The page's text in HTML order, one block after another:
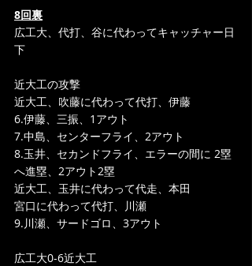
8回裏
広工大、代打、谷に代わってキャッチャー日
下
近大工の攻撃
近大工、吹藤に代わって代打、伊藤
6.伊藤、三振、1アウト
7.中島、センターフライ、2アウト
8.玉井、セカンドフライ、エラーの間に 2塁
へ進塁、2アウト2塁
近大工、玉井に代わって代走、本田
宮口に代わって代打、川瀬
9.川瀬、サードゴロ、3アウト
広工大0-6近大工